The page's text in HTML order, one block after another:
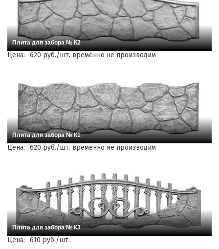
Плита для забора № К2
Цена: 620 руб./шт. временно не производим
Плита для забора № К1
Цена: 620 руб./шт. временно не производим
Плита для забора № К3
Цена: 610 руб./шт.